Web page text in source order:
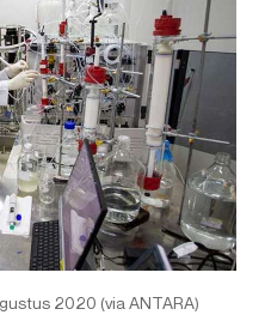
2020 (via ANTARA)